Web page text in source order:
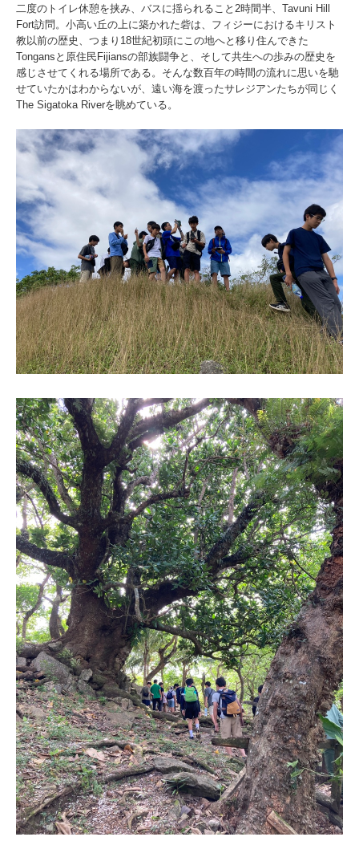
二度のトイレ休憩を挟み、バスに揺られること2時間半、Tavuni Hill
Fort訪問。小高い丘の上に築かれた砦は、フィジーにおけるキリスト
教以前の歴史、つまり18世紀初頭にこの地へと移り住んできた
Tongansと原住民Fijiansの部族闘争と、そして共生への歩みの歴史を
感じさせてくれる場所である。そんな数百年の時間の流れに思いを馳
せていたかはわからないが、遠い海を渡ったサレジアンたちが同じく
The Sigatoka Riverを眺めている。